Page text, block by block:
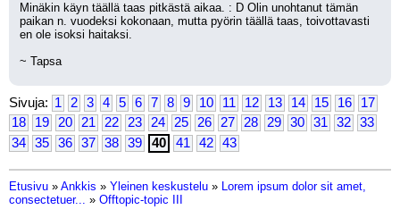
Minäkin käyn täällä taas pitkästä aikaa. : D Olin unohtanut tämän
paikan n. vuodeksi kokonaan, mutta pyörin täällä taas, toivottavasti
en ole isoksi haitaksi.
~ Tapsa
Sivuja: 1 2 3 4 5 6 7 8 9 10 11 12 13 14 15 16
17
18
19 20 21 22 23 24 25 26 27 28 29 30 31 32
33
34
35 36 37 38 39 40 41 42 43
Etusivu » Ankkis » Yleinen keskustelu » Lorem ipsum dolor sit amet,
consectetuer... » Offtopic-topic III